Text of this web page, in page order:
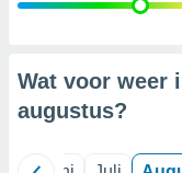
Wat voor weer
augustus?